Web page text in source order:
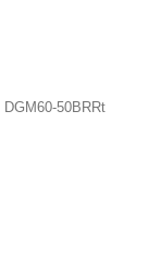
DGM60-50BRRt